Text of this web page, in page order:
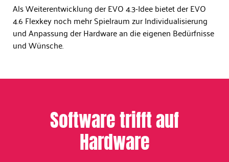
Als Weiterentwicklung der EVO 4.3-Idee bietet der EVO
4.6 Flexkey noch mehr Spielraum zur Individualisierung
und Anpassung der Hardware an die eigenen Bedürfnisse
und Wünsche.
Software trifft auf
Hardware